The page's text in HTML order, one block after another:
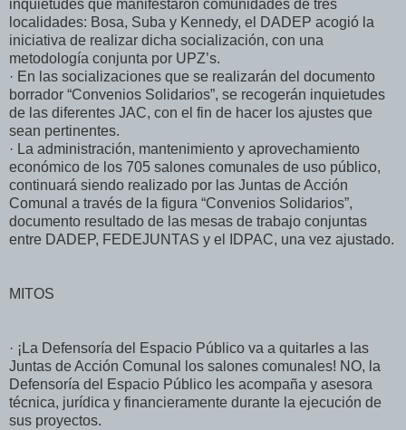
inquietudes que manifestaron comunidades de tres
localidades: Bosa, Suba y Kennedy, el DADEP acogió la
iniciativa de realizar dicha socialización, con una
metodología conjunta por UPZ’s.
· En las socializaciones que se realizarán del documento
borrador “Convenios Solidarios”, se recogerán inquietudes
de las diferentes JAC, con el fin de hacer los ajustes que
sean pertinentes.
· La administración, mantenimiento y aprovechamiento
económico de los 705 salones comunales de uso público,
continuará siendo realizado por las Juntas de Acción
Comunal a través de la figura “Convenios Solidarios”,
documento resultado de las mesas de trabajo conjuntas
entre DADEP, FEDEJUNTAS y el IDPAC, una vez ajustado.
MITOS
· ¡La Defensoría del Espacio Público va a quitarles a las
Juntas de Acción Comunal los salones comunales! NO, la
Defensoría del Espacio Público les acompaña y asesora
técnica, jurídica y financieramente durante la ejecución de
sus proyectos.